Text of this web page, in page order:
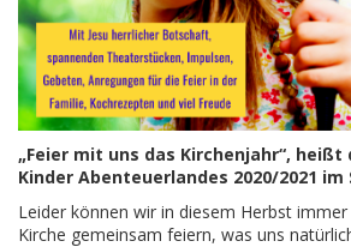
„Feier mit uns das Kirchenjahr“, heißt
Kinder Abenteuerlandes 2020/2021 im
Leider können wir in diesem Herbst
Kirche gemeinsam feiern, was uns